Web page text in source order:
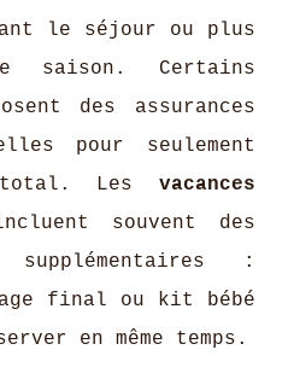
le séjour ou plus
saison. Certains
des assurances
pour seulement
total. Les vacances
souvent des
:
final ou kit bébé
en même temps.